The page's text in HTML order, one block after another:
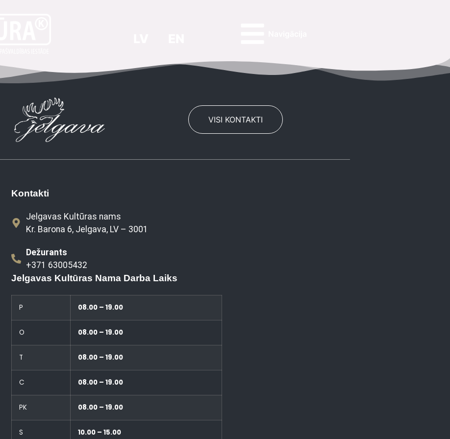
VISI KONTAKTI
Kontakti
Jelgavas Kultūras nams
Kr. Barona 6, Jelgava, LV – 3001
Dežurants
+371 63005432
Jelgavas Kultūras Nama Darba Laiks
P 08.00 – 19.00
O 08.00 – 19.00
T 08.00 – 19.00
C 08.00 – 19.00
PK 08.00 – 19.00
S 10.00 – 15.00